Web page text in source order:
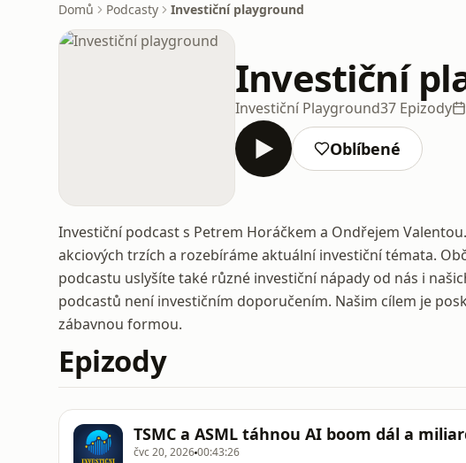
Domů Podcasty Investiční playground
Investiční
Investiční Playground37 Epizody
Oblíbené
Investiční podcast s Petrem Horáčkem a Ondřejem
akciových trzích a rozebíráme aktuální investiční témata.
podcastu uslyšíte také různé investiční nápady od nás i
podcastů není investičním doporučením. Našim cílem je
zábavnou formou.
Epizody
TSMC a ASML táhnou AI boom dál a
čvc 20, 202600:43:26